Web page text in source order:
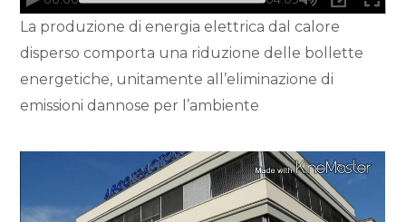
La produzione di energia elettrica dal calore
disperso comporta una riduzione delle bollette
energetiche, unitamente all’eliminazione di
emissioni dannose per l’ambiente